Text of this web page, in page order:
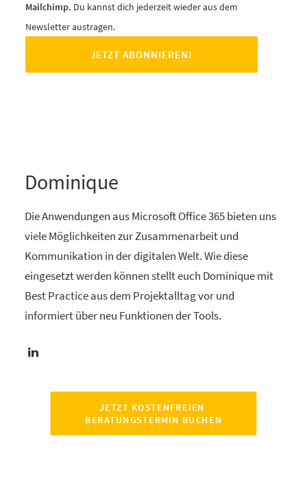
Mailchimp. Du kannst dich jederzeit wieder aus dem
Newsletter austragen.
Dominique
Die Anwendungen aus Microsoft Office 365 bieten uns
viele Möglichkeiten zur Zusammenarbeit und
Kommunikation in der digitalen Welt. Wie diese
eingesetzt werden können stellt euch Dominique mit
Best Practice aus dem Projektalltag vor und
informiert über neu Funktionen der Tools.
JETZT KOSTENFREIEN
BERATUNGSTERMIN BUCHEN